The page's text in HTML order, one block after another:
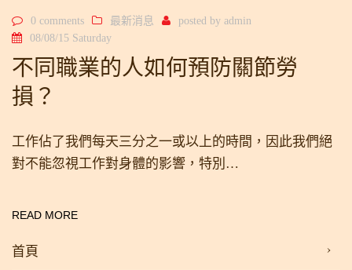
0 comments 最新消息 posted by admin
08/08/15 Saturday
不同職業的人如何預防關節勞
損？
工作佔了我們每天三分之一或以上的時間，因此我們絕
對不能忽視工作對身體的影響，特別…
READ MORE
首頁